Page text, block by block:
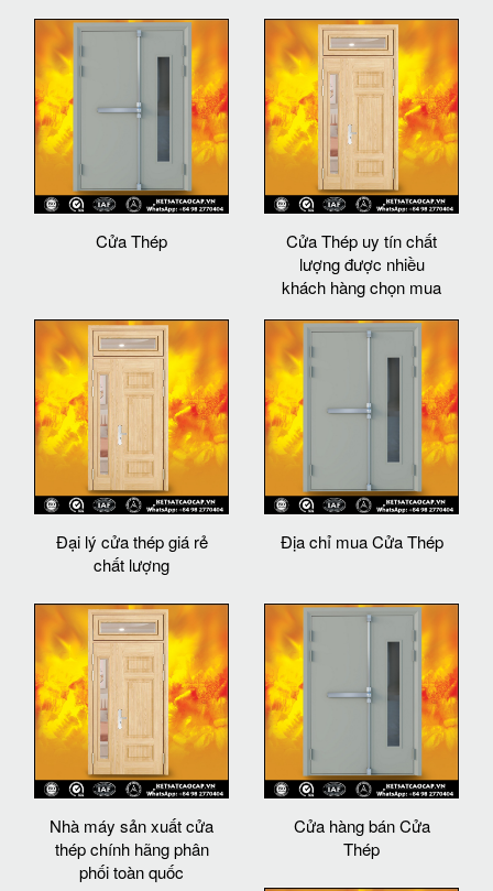
Cửa Thép
Cửa Thép uy tín chất
lượng được nhiều
khách hàng chọn mua
Đại lý cửa thép giá rẻ
chất lượng
Địa chỉ mua Cửa Thép
Nhà máy sản xuất cửa
thép chính hãng phân
phối toàn quốc
Cửa hàng bán Cửa
Thép